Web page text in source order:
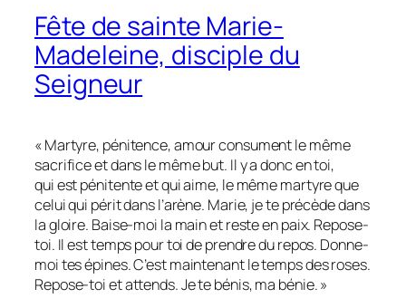
Fête de sainte Marie-
Madeleine, disciple du
Seigneur
« Martyre, pénitence, amour consument le même
sacrifice et dans le même but. Il y a donc en toi,
qui est pénitente et qui aime, le même martyre que
celui qui périt dans l’arène. Marie, je te précède dans
la gloire. Baise-moi la main et reste en paix. Repose-
toi. Il est temps pour toi de prendre du repos. Donne-
moi tes épines. C’est maintenant le temps des roses.
Repose-toi et attends. Je te bénis, ma bénie. »